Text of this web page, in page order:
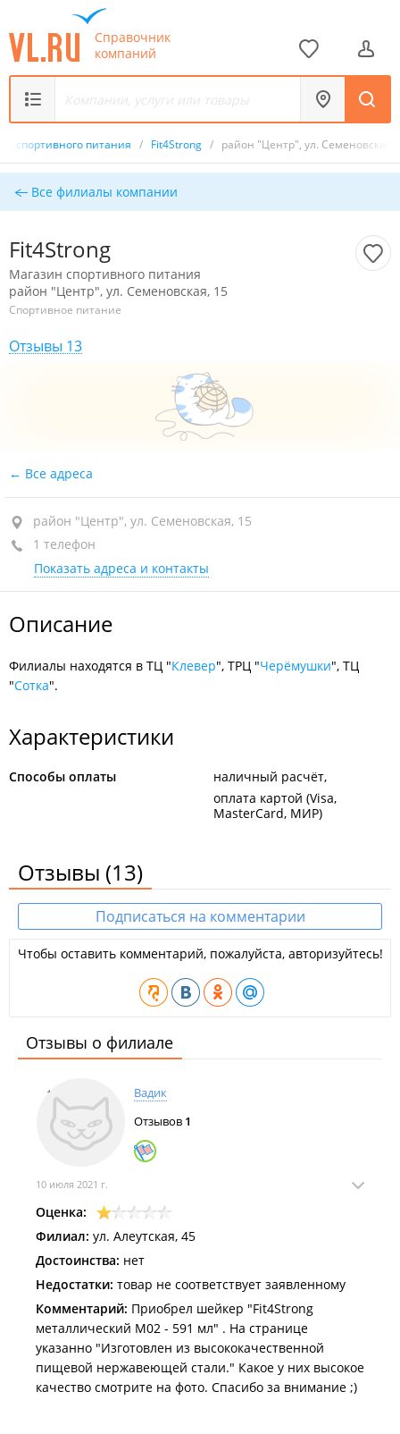
Справочник
компаний
спортивного питания / Fit4Strong / район "Центр", ул. Семеновская,
Все филиалы компании
Fit4Strong
Магазин спортивного питания
район "Центр", ул. Семеновская, 15
Спортивное питание
Отзывы 13
Все адреса
район "Центр", ул. Семеновская, 15
1 телефон
Показать адреса и контакты
Описание
Филиалы находятся в ТЦ "Клевер", ТРЦ "Черёмушки", ТЦ
"Сотка".
Характеристики
Способы оплаты
наличный расчёт
оплата картой (Visa,
MasterCard, МИР)
Отзывы (13)
Подписаться на комментарии
Чтобы оставить комментарий, пожалуйста, авторизуйтесь!
Отзывы о филиале
Вадик
Отзывов 1
10 июля 2021 г.
Оценка:
Филиал: ул. Алеутская, 45
Достоинства: нет
Недостатки: товар не соответствует заявленному
Комментарий: Приобрел шейкер "Fit4Strong
металлический М02 - 591 мл" . На странице
указанно "Изготовлен из высококачественной
пищевой нержавеющей стали." Какое у них высокое
качество смотрите на фото. Спасибо за внимание ;)